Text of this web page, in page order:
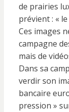
de prairies
prévient : «
Ces images
campagne
mais de
Dans sa
verdir son
bancaire
pression »